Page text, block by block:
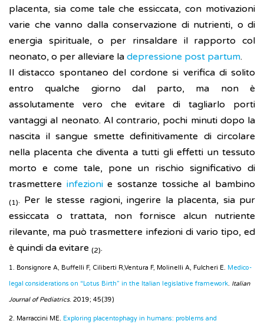
placenta, sia come tale che essiccata, con motivazioni
varie che vanno dalla conservazione di nutrienti, o di
energia spirituale, o per rinsaldare il rapporto col
neonato, o per alleviare la depressione post partum.
Il distacco spontaneo del cordone si verifica di solito
entro qualche giorno dal parto, ma non è
assolutamente vero che evitare di tagliarlo porti
vantaggi al neonato. Al contrario, pochi minuti dopo la
nascita il sangue smette definitivamente di circolare
nella placenta che diventa a tutti gli effetti un tessuto
morto e come tale, pone un rischio significativo di
trasmettere infezionie sostanze tossiche al bambino
(1). Per le stesse ragioni, ingerire la placenta, sia pur
essiccata o trattata, non fornisce alcun nutriente
rilevante, ma può trasmettere infezioni di vario tipo, ed
è quindi da evitare (2).
1. Bonsignore A, Buffelli F, Ciliberti R,Ventura F, Molinelli A, Fulcheri E. Medico-
legal considerations on “Lotus Birth” in the Italian legislative framework. Italian
Journal of Pediatrics. 2019; 45(39)
2. Marraccini ME. Exploring placentophagy in humans: problems and